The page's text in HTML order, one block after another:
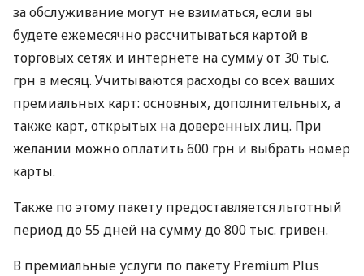
за обслуживание могут не взиматься, если вы
будете ежемесячно рассчитываться картой в
торговых сетях и интернете на сумму от 30 тыс.
грн в месяц. Учитываются расходы со всех ваших
премиальных карт: основных, дополнительных, а
также карт, открытых на доверенных лиц. При
желании можно оплатить 600 грн и выбрать номер
карты.
Также по этому пакету предоставляется льготный
период до 55 дней на сумму до 800 тыс. гривен.
В премиальные услуги по пакету Premium Plus